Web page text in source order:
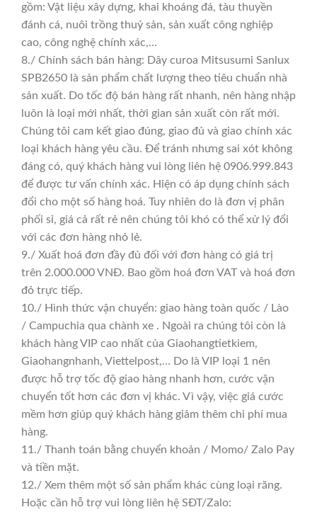
gồm: Vật liệu xây dựng, khai khoáng đá, tàu thuyền
đánh cá, nuôi trồng thuỷ sản, sản xuất công nghiệp
cao, công nghệ chính xác,…
8./ Chính sách bán hàng: Dây curoa Mitsusumi Sanlux
SPB2650 là sản phẩm chất lượng theo tiêu chuẩn nhà
sản xuất. Do tốc độ bán hàng rất nhanh, nên hàng nhập
luôn là loại mới nhất, thời gian sản xuất còn rất mới.
Chúng tôi cam kết giao đúng, giao đủ và giao chính xác
loại khách hàng yêu cầu. Để tránh nhưng sai xót không
đáng có, quý khách hàng vui lòng liên hệ 0906.999.843
để được tư vấn chính xác. Hiện có áp dụng chính sách
đổi cho một số hàng hoá. Tuy nhiên do là đơn vị phân
phối sỉ, giá cả rất rẻ nên chúng tôi khó có thể xử lý đổi
với các đơn hàng nhỏ lẻ.
9./ Xuất hoá đơn đầy đủ đối với đơn hàng có giá trị
trên 2.000.000 VNĐ. Bao gồm hoá đơn VAT và hoá đơn
đỏ trực tiếp.
10./ Hình thức vận chuyển: giao hàng toàn quốc / Lào
/ Campuchia qua chành xe . Ngoài ra chúng tôi còn là
khách hàng VIP cao nhất của Giaohangtietkiem,
Giaohangnhanh, Viettelpost,… Do là VIP loại 1 nên
được hỗ trợ tốc độ giao hàng nhanh hơn, cước vận
chuyển tốt hơn các đơn vị khác. Vì vậy, việc giá cước
mềm hơn giúp quý khách hàng giảm thêm chi phí mua
hàng.
11./ Thanh toán bằng chuyển khoản / Momo/ Zalo Pay
và tiền mặt.
12./ Xem thêm một số sản phẩm khác cùng loại răng.
Hoặc cần hỗ trợ vui lòng liên hệ SĐT/Zalo: